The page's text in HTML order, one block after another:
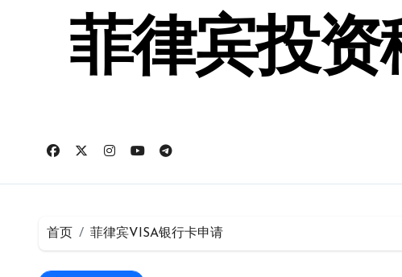
菲律宾投资
首页 菲律宾VISA银行卡申请